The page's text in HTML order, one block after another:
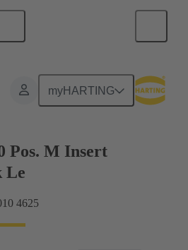
myHARTING
Pos. M Insert
Le
4625